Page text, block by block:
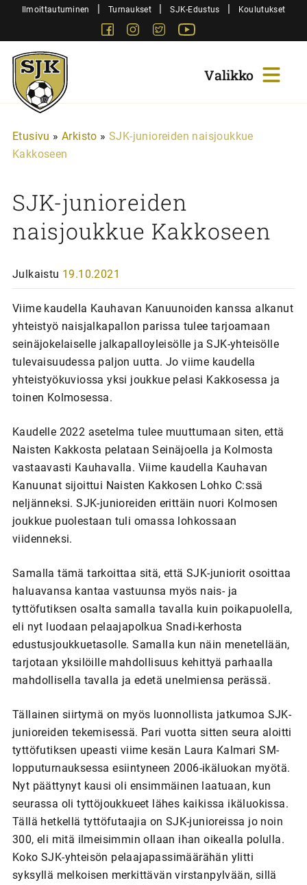
SiirryIlmoittautuminen | Turnaukset | SJK-Edustus | Koulutukset
FacebookInstagram
Twitter
Sjk-
Juniorit
Etusivu » Arkisto » SJK-junioreiden naisjoukkue
Kakkoseen
SJK-junioreiden
naisjoukkue Kakkoseen
Julkaistu 19.10.2021
Viime kaudella Kauhavan Kanuunoiden kanssa alkanut
yhteistyö naisjalkapallon parissa tulee tarjoamaan
seinäjokelaiselle jalkapalloyleisölle ja SJK-yhteisölle
tulevaisuudessa paljon uutta. Jo viime kaudella
yhteistyökuviossa yksi joukkue pelasi Kakkosessa ja
toinen Kolmosessa.
Kaudelle 2022 asetelma tulee muuttumaan siten, että
Naisten Kakkosta pelataan Seinäjoella ja Kolmosta
vastaavasti Kauhavalla. Viime kaudella Kauhavan
Kanuunat sijoittui Naisten Kakkosen Lohko C:ssä
neljänneksi. SJK-junioreiden erittäin nuori Kolmosen
joukkue puolestaan tuli omassa lohkossaan
viidenneksi.
Samalla tämä tarkoittaa sitä, että SJK-juniorit osoittaa
haluavansa kantaa vastuunsa myös nais- ja
tyttöfutiksen osalta samalla tavalla kuin poikapuolella,
eli nyt luodaan pelaajapolkua Snadi-kerhosta
edustusjoukkuetasolle. Samalla kun näin menetellään,
tarjotaan yksilöille mahdollisuus kehittyä parhaalla
mahdollisella tavalla ja edetä unelmiensa perässä.
Tällainen siirtymä on myös luonnollista jatkumoa SJK-
junioreiden tekemisessä. Pari vuotta sitten seura aloitti
tyttöfutiksen upeasti viime kesän Laura Kalmari SM-
lopputurnauksessa esiintyneen 2006-ikäluokan myötä.
Nyt päättynyt kausi oli ensimmäinen laatuaan, kun
seurassa oli tyttöjoukkueet lähes kaikissa ikäluokissa.
Tällä hetkellä tyttöfutaajia on SJK-junioreissa jo noin
300, eli mitä ilmeisimmin ollaan ihan oikealla polulla.
Koko SJK-yhteisön pelaajapassimäärähän ylitti
syksyllä melkoisen merkittävän virstanpylvään, sillä